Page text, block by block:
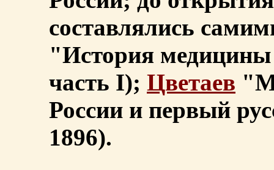
составлялись
"История
часть I); Цветаев
России и первый
1896).